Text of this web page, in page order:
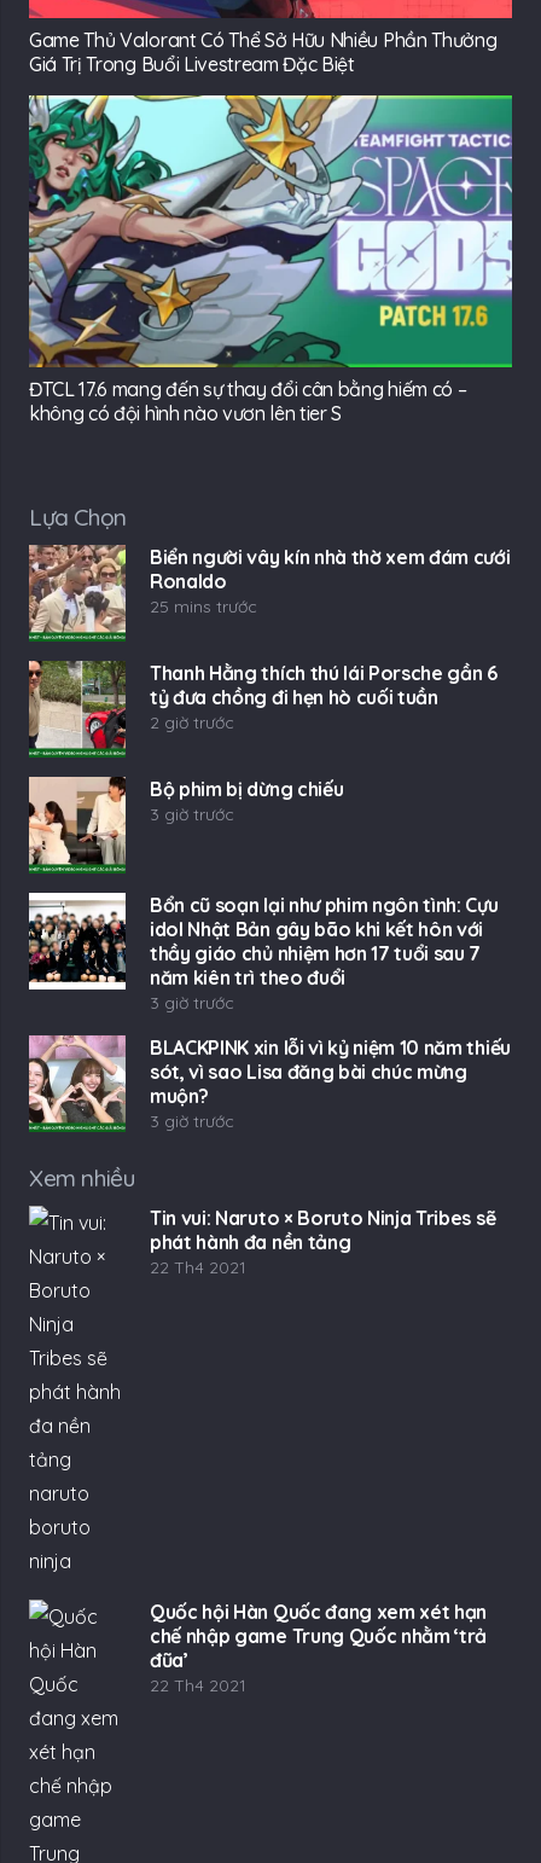
Game Thủ Valorant Có Thể Sở Hữu Nhiều Phần Thưởng
Giá Trị Trong Buổi Livestream Đặc Biệt
ĐTCL 17.6 mang đến sự thay đổi cân bằng hiếm có –
không có đội hình nào vươn lên tier S
Lựa Chọn
Biển người vây kín nhà thờ xem đám cưới
Ronaldo
25 mins trước
Thanh Hằng thích thú lái Porsche gần 6
tỷ đưa chồng đi hẹn hò cuối tuần
2 giờ trước
Bộ phim bị dừng chiếu
3 giờ trước
Bổn cũ soạn lại như phim ngôn tình: Cựu
idol Nhật Bản gây bão khi kết hôn với
thầy giáo chủ nhiệm hơn 17 tuổi sau 7
năm kiên trì theo đuổi
3 giờ trước
BLACKPINK xin lỗi vì kỷ niệm 10 năm thiếu
sót, vì sao Lisa đăng bài chúc mừng
muộn?
3 giờ trước
Xem nhiều
Tin vui: Naruto × Boruto Ninja Tribes sẽ
phát hành đa nền tảng
22 Th4 2021
Quốc hội Hàn Quốc đang xem xét hạn
chế nhập game Trung Quốc nhằm ‘trả
đũa’
22 Th4 2021